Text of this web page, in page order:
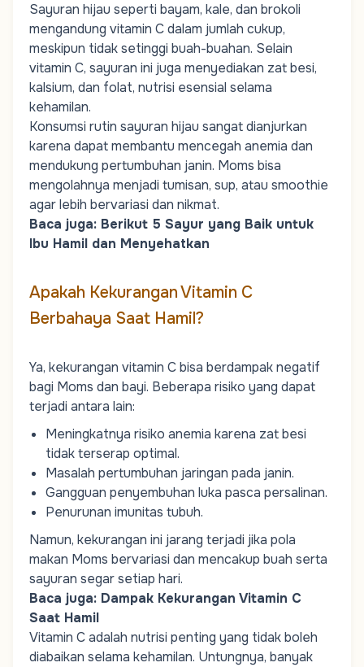
Sayuran hijau seperti bayam, kale, dan brokoli
mengandung vitamin C dalam jumlah cukup,
meskipun tidak setinggi buah-buahan. Selain
vitamin C, sayuran ini juga menyediakan zat besi,
kalsium, dan folat, nutrisi esensial selama
kehamilan.
Konsumsi rutin sayuran hijau sangat dianjurkan
karena dapat membantu mencegah anemia dan
mendukung pertumbuhan janin. Moms bisa
mengolahnya menjadi tumisan, sup, atau smoothie
agar lebih bervariasi dan nikmat.
Baca juga: Berikut 5 Sayur yang Baik untuk
Ibu Hamil dan Menyehatkan
Apakah Kekurangan Vitamin C
Berbahaya Saat Hamil?
Ya, kekurangan vitamin C bisa berdampak negatif
bagi Moms dan bayi. Beberapa risiko yang dapat
terjadi antara lain:
Meningkatnya risiko anemia karena zat besi
tidak terserap optimal.
Masalah pertumbuhan jaringan pada janin.
Gangguan penyembuhan luka pasca persalinan.
Penurunan imunitas tubuh.
Namun, kekurangan ini jarang terjadi jika pola
makan Moms bervariasi dan mencakup buah serta
sayuran segar setiap hari.
Baca juga: Dampak Kekurangan Vitamin C
Saat Hamil
Vitamin C adalah nutrisi penting yang tidak boleh
diabaikan selama kehamilan. Untungnya, banyak